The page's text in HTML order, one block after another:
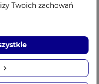
Twoich zachowań